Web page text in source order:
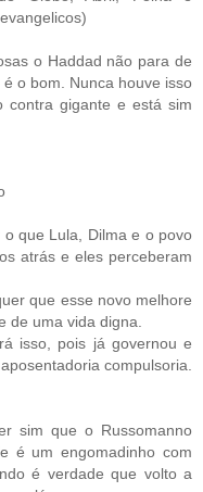
o Haddad não para de
o bom. Nunca houve isso
contra gigante e está sim
que Lula, Dilma e o povo
atrás e eles perceberam
que esse novo melhore
de uma vida digna.
isso, pois já governou e
compulsoria.
sim que o Russomanno
é um engomadinho com
é verdade que volto a